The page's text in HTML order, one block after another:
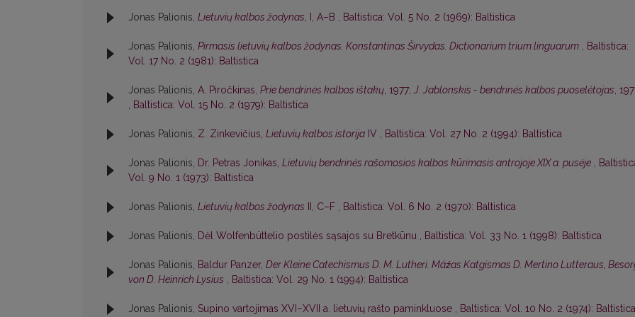
Jonas Palionis, Lietuvių kalbos žodynas, I, A–B , Baltistica: Vol. 5 No. 2 (1969): Baltistica
Jonas Palionis, Pirmasis lietuvių kalbos žodynas. Konstantinas Širvydas. Dictionarium trium linguarum , Baltistica:
Vol. 17 No. 2 (1981): Baltistica
Jonas Palionis, A. Piročkinas, Prie bendrinės kalbos ištakų, 1977;J. Jablonskis - bendrinės kalbos puoselėtojas,
, Baltistica: Vol. 15 No. 2 (1979): Baltistica
Jonas Palionis, Z. Zinkevičius, Lietuvių kalbos istorija IV , Baltistica: Vol. 27 No. 2 (1994): Baltistica
Jonas Palionis, Dr. Petras Jonikas, Lietuvių bendrinės rašomosios kalbos kūrimasis antrojoje XIX a. pusėje ,
Vol. 9 No. 1 (1973): Baltistica
Jonas Palionis, Lietuvių kalbos žodynas II, C–F , Baltistica: Vol. 6 No. 2 (1970): Baltistica
Jonas Palionis, Dėl Wolfenbüttelio postilės sąsajos su Bretkūnu , Baltistica: Vol. 33 No. 1 (1998): Baltistica
Jonas Palionis, Baldur Panzer, Der Kleine Catechismus D. M. Lutheri. Máźas Katgismas D. Mertino Lutteraus,
von D. Heinrich Lysius , Baltistica: Vol. 29 No. 1 (1994): Baltistica
Jonas Palionis, Supino vartojimas XVI–XVII a. lietuvių rašto paminkluose , Baltistica: Vol. 10 No. 2 (1974): Baltistica